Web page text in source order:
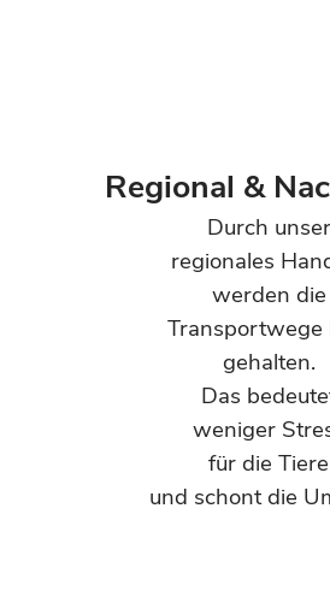
Regional &
Durch unser
regionales
werden die
Transportwege
gehalten.
Das
weniger
für die Tiere
und schont die